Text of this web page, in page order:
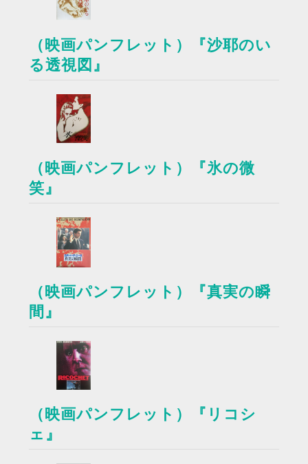
（映画パンフレット）『沙耶のい
る透視図』
（映画パンフレット）『氷の微
笑』
（映画パンフレット）『真実の瞬
間』
（映画パンフレット）『リコシ
ェ』